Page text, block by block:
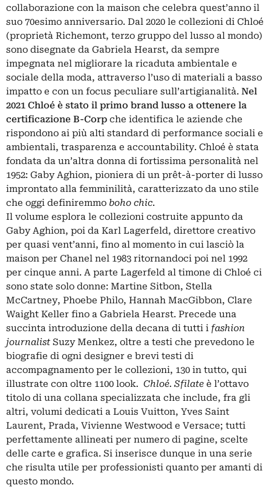
collaborazione con la maison che celebra quest’anno il
suo 70esimo anniversario. Dal 2020 le collezioni di Chloé
(proprietà Richemont, terzo gruppo del lusso al mondo)
sono disegnate da Gabriela Hearst, da sempre
impegnata nel migliorare la ricaduta ambientale e
sociale della moda, attraverso l’uso di materiali a basso
impatto e con un focus peculiare sull’artigianalità. Nel
2021 Chloé è stato il primo brand lusso a ottenere la
certificazione B-Corp che identifica le aziende che
rispondono ai più alti standard di performance sociali e
ambientali, trasparenza e accountability. Chloé è stata
fondata da un’altra donna di fortissima personalità nel
1952: Gaby Aghion, pioniera di un prêt-à-porter di lusso
improntato alla femminilità, caratterizzato da uno stile
che oggi definiremmo boho chic.
Il volume esplora le collezioni costruite appunto da
Gaby Aghion, poi da Karl Lagerfeld, direttore creativo
per quasi vent’anni, fino al momento in cui lasciò la
maison per Chanel nel 1983 ritornandoci poi nel 1992
per cinque anni. A parte Lagerfeld al timone di Chloé ci
sono state solo donne: Martine Sitbon, Stella
McCartney, Phoebe Philo, Hannah MacGibbon, Clare
Waight Keller fino a Gabriela Hearst. Precede una
succinta introduzione della decana di tutti i fashion
journalist Suzy Menkez, oltre a testi che prevedono le
biografie di ogni designer e brevi testi di
accompagnamento per le collezioni, 130 in tutto, qui
illustrate con oltre 1100 look. Chloé. Sfilate è l’ottavo
titolo di una collana specializzata che include, fra gli
altri, volumi dedicati a Louis Vuitton, Yves Saint
Laurent, Prada, Vivienne Westwood e Versace; tutti
perfettamente allineati per numero di pagine, scelte
delle carte e grafica. Si inserisce dunque in una serie
che risulta utile per professionisti quanto per amanti di
questo mondo.